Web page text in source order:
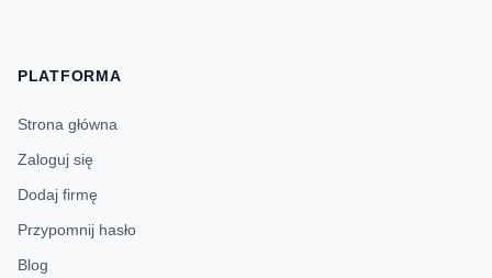
PLATFORMA
Strona główna
Zaloguj się
Dodaj firmę
Przypomnij hasło
Blog